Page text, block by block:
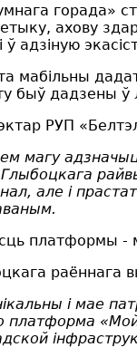
горада»
ахову
ў адзіную
мабільны
быў дадзены
РУП
магу
але і
платформы -
раённага
і мае
«Мой